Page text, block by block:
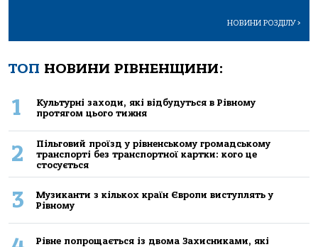
НОВИНИ РОЗДІЛУ>
ТОП НОВИНИ РІВНЕНЩИНИ:
1
Культурні заходи, які відбудуться в Рівному
протягом цього тижня
2
Пільговий проїзд у рівненському громадському
транспорті без транспортної картки: кого це
стосується
3
Музиканти з кількох країн Європи виступлять у
Рівному
Рівне попрощається із двома Захисниками, які